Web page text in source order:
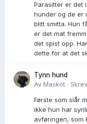
Parasitter er det
hunder og de er
blitt smitta. Hun
er det mat
det spist opp.
dette for at det
Tynn hund
Av Maskot ·
Første som slår
ikke hun har
avføringen, som